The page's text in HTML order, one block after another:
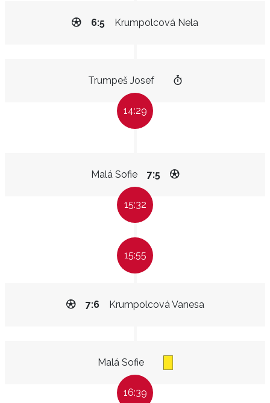
Krumpolcová Nela
6:5
Trumpeš Josef
14:29
Malá Sofie 7:5
15:32
15:55
Krumpolcová Vanesa
7:6
Malá Sofie
16:39